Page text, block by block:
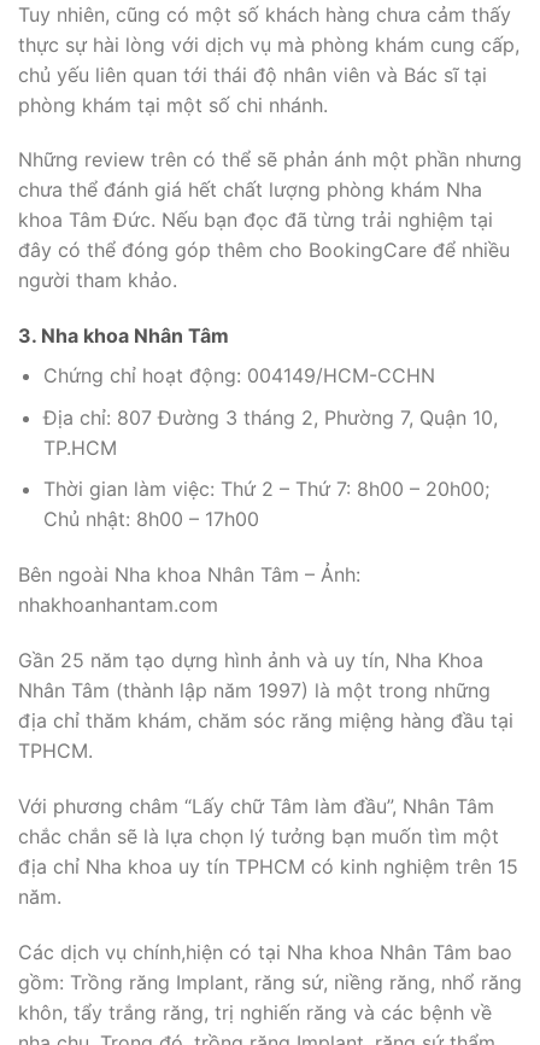
Tuy nhiên, cũng có một số khách hàng chưa cảm thấy
thực sự hài lòng với dịch vụ mà phòng khám cung cấp,
chủ yếu liên quan tới thái độ nhân viên và Bác sĩ tại
phòng khám tại một số chi nhánh.
Những review trên có thể sẽ phản ánh một phần nhưng
chưa thể đánh giá hết chất lượng phòng khám Nha
khoa Tâm Đức. Nếu bạn đọc đã từng trải nghiệm tại
đây có thể đóng góp thêm cho BookingCare để nhiều
người tham khảo.
3. Nha khoa Nhân Tâm
Chứng chỉ hoạt động: 004149/HCM-CCHN
Địa chỉ: 807 Đường 3 tháng 2, Phường 7, Quận 10,
TP.HCM
Thời gian làm việc: Thứ 2 – Thứ 7: 8h00 – 20h00;
Chủ nhật: 8h00 – 17h00
Bên ngoài Nha khoa Nhân Tâm – Ảnh:
nhakhoanhantam.com
Gần 25 năm tạo dựng hình ảnh và uy tín, Nha Khoa
Nhân Tâm (thành lập năm 1997) là một trong những
địa chỉ thăm khám, chăm sóc răng miệng hàng đầu tại
TPHCM.
Với phương châm “Lấy chữ Tâm làm đầu”, Nhân Tâm
chắc chắn sẽ là lựa chọn lý tưởng bạn muốn tìm một
địa chỉ Nha khoa uy tín TPHCM có kinh nghiệm trên 15
năm.
Các dịch vụ chính,hiện có tại Nha khoa Nhân Tâm bao
gồm: Trồng răng Implant, răng sứ, niềng răng, nhổ răng
khôn, tẩy trắng răng, trị nghiến răng và các bệnh về